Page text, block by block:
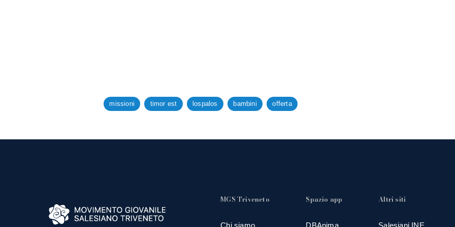
missioni timor est lospalos bambini offerta
MGS Triveneto
Chi siamo
Spazio app
DBAnima
Altri siti
Salesiani INE